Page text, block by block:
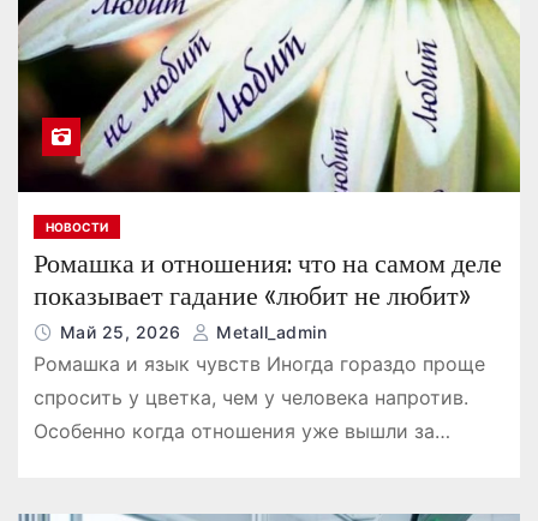
НОВОСТИ
Ромашка и отношения: что на самом деле
показывает гадание «любит не любит»
Май 25, 2026 Metall_admin
Ромашка и язык чувств Иногда гораздо проще
спросить у цветка, чем у человека напротив.
Особенно когда отношения уже вышли за…